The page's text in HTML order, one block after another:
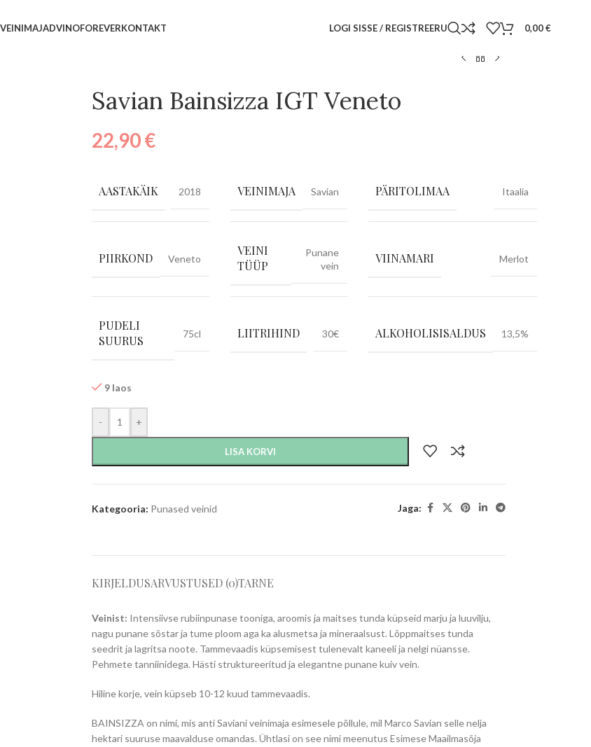
VEINIMAJADVINOFOREVERKONTAKT LOGI SISSE / REGISTREERU 0,00€
Savian Bainsizza IGT Veneto
22,90€
AASTAKÄIK 2018 VEINIMAJA Savian PÄRITOLIMAA Itaalia
PIIRKOND Veneto
VEINI
TÜÜP
Punane
vein
VIINAMARI Merlot
PUDELI
SUURUS
75cl LIITRIHIND 30€ ALKOHOLISISALDUS 13,5%
9 laos
- +
LISA KORVI
Kategooria: Punased veinid Jaga:
KIRJELDUSARVUSTUSED (0)TARNE
Veinist: Intensiivse rubiinpunase tooniga, aroomis ja maitses tunda küpseid marju ja luuvilju,
nagu punane sõstar ja tume ploom aga ka alusmetsa ja mineraalsust. Lõppmaitses tunda
seedrit ja lagritsa noote. Tammevaadis küpsemisest tulenevalt kaneeli ja nelgi nüansse.
Pehmete tanniinidega. Hästi struktureeritud ja elegantne punane kuiv vein.
Hiline korje, vein küpseb 10-12 kuud tammevaadis.
BAINSIZZA on nimi, mis anti Saviani veinimaja esimesele põllule, mil Marco Savian selle nelja
hektari suuruse maavalduse omandas. Ühtlasi on see nimi meenutus Esimese Maailmasõja